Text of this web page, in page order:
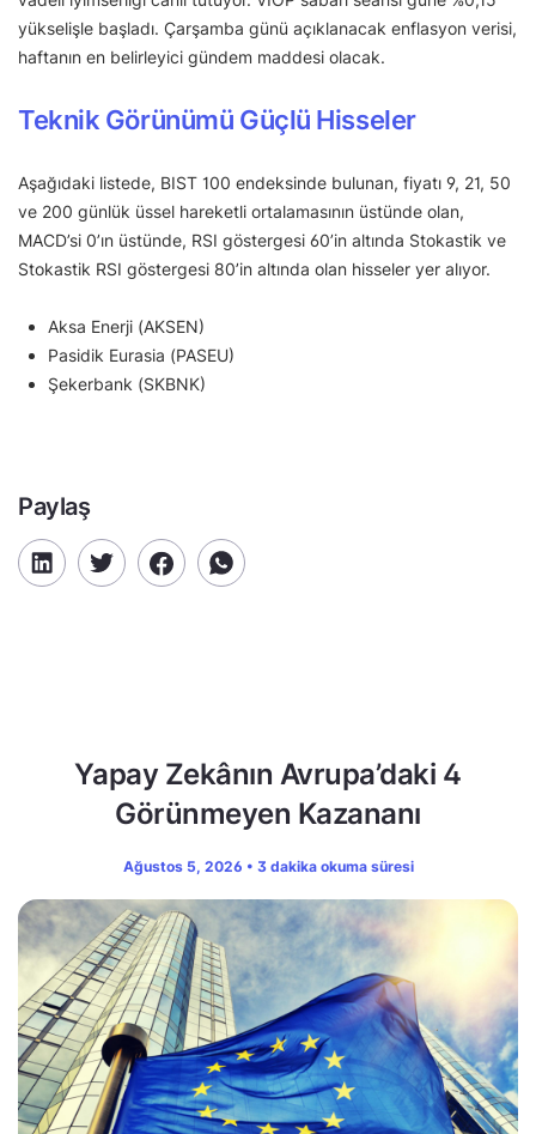
yükselişle başladı. Çarşamba günü açıklanacak enflasyon verisi,
haftanın en belirleyici gündem maddesi olacak.
Teknik Görünümü Güçlü Hisseler
Aşağıdaki listede, BIST 100 endeksinde bulunan, fiyatı 9, 21, 50
ve 200 günlük üssel hareketli ortalamasının üstünde olan,
MACD’si 0’ın üstünde, RSI göstergesi 60’in altında Stokastik ve
Stokastik RSI göstergesi 80’in altında olan hisseler yer alıyor.
Aksa Enerji (AKSEN)
Pasidik Eurasia (PASEU)
Şekerbank (SKBNK)
Paylaş
Yapay Zekânın Avrupa’daki 4
Görünmeyen Kazananı
Ağustos 5, 2026 • 3 dakika okuma süresi